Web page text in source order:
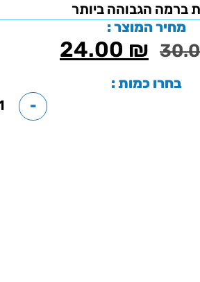
ברמה הגבוהה ביותר
מחיר המוצר :
24.00 ₪
בחרו כמות :
-